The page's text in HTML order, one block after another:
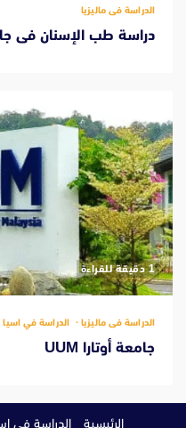
الدراسة فى ماليزيا
دراسة طب الإسنان فى
‫1 دقيقة للقراءة
الدراسة فى ماليزيا الدراسة في اسيا
جامعة أوتارا UUM
الرئيسية الدراسة في